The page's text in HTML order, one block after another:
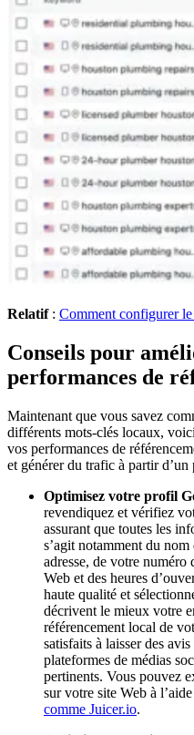
Relatif: Comment configurer
Conseils pour
performances de
Maintenant que vous savez
différents mots-clés locaux,
vos performances de
et générer du trafic à partir
Optimisez votre profil
revendiquez et vérifiez
assurant que toutes les
s’agit notamment du
adresse, de votre
Web et des heures
haute qualité et
décrivent le mieux votre
référencement local de
satisfaits à laisser des
plateformes de médias
pertinents. Vous pouvez
sur votre site Web à l’aide
comme Juicer.io.